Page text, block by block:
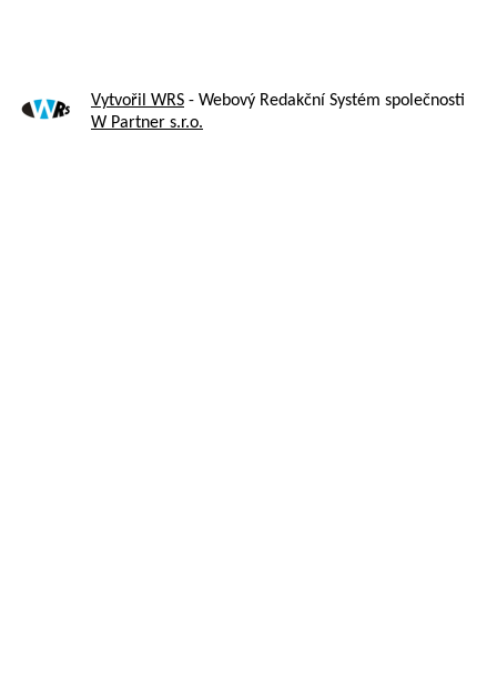
Vytvořil WRS - Webový Redakční Systém společnosti
W Partner s.r.o.